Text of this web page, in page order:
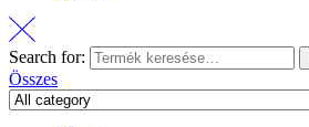
Search for:
Összes